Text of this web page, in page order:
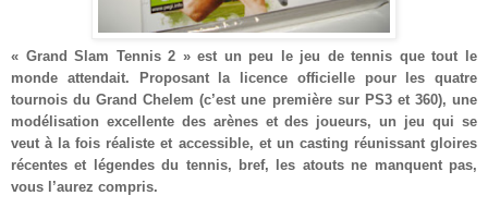
« Grand Slam Tennis 2 » est un peu le jeu de tennis que tout le
monde attendait. Proposant la licence officielle pour les quatre
tournois du Grand Chelem (c’est une première sur PS3 et 360), une
modélisation excellente des arènes et des joueurs, un jeu qui se
veut à la fois réaliste et accessible, et un casting réunissant gloires
récentes et légendes du tennis, bref, les atouts ne manquent pas,
vous l’aurez compris.